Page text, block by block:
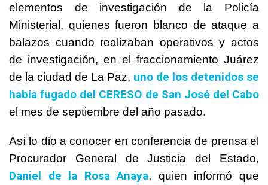
elementos de investigación de la Policía
Ministerial, quienes fueron blanco de ataque a
balazos cuando realizaban operativos y actos
de investigación, en el fraccionamiento Juárez
de la ciudad de La Paz, uno de los detenidos se
había fugado del CERESO de San José del Cabo
el mes de septiembre del año pasado.
Así lo dio a conocer en conferencia de prensa el
Procurador General de Justicia del Estado,
Daniel de la Rosa Anaya, quien informó que